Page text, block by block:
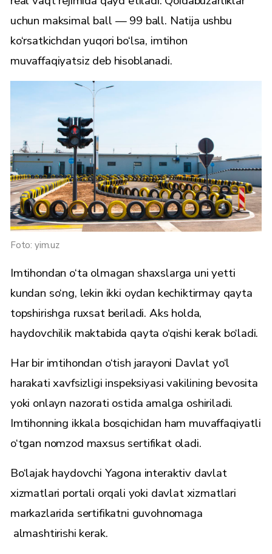
uchun maksimal ball — 99 ball. Natija ushbu
ko‘rsatkichdan yuqori bo‘lsa, imtihon
muvaffaqiyatsiz deb hisoblanadi.
Foto: yim.uz
Imtihondan o‘ta olmagan shaxslarga uni yetti
kundan so‘ng, lekin ikki oydan kechiktirmay qayta
topshirishga ruxsat beriladi. Aks holda,
haydovchilik maktabida qayta o‘qishi kerak bo‘ladi.
Har bir imtihondan o‘tish jarayoni Davlat yo‘l
harakati xavfsizligi inspeksiyasi vakilining bevosita
yoki onlayn nazorati ostida amalga oshiriladi.
Imtihonning ikkala bosqichidan ham muvaffaqiyatli
o‘tgan nomzod maxsus sertifikat oladi.
Bo‘lajak haydovchi Yagona interaktiv davlat
xizmatlari portali orqali yoki davlat xizmatlari
markazlarida sertifikatni guvohnomaga
almashtirishi kerak.